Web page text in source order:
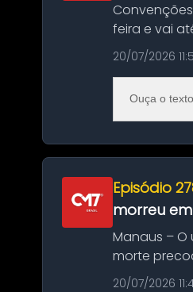
feira e vai
suas
20/07/2026
Ouça o texto
Episódio
morreu
Manaus –
morte
típico café
20/07/2026